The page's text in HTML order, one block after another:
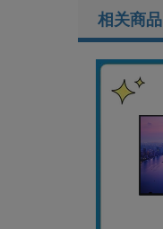
相关商品